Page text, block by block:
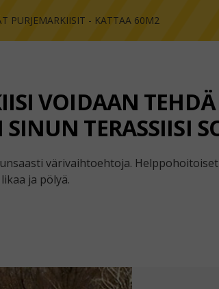
PURJEMARKIISIT - KATTAA 60M2
VOIDAAN TEHDÄ
TERASSIISI
värivaihtoehtoja.
ja pölyä.